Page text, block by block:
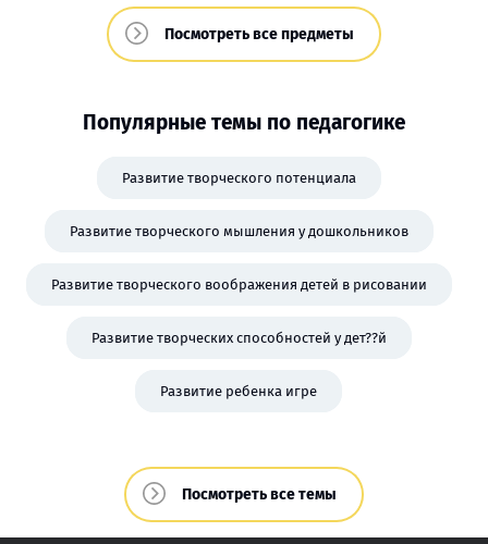
Посмотреть все предметы
Популярные темы по педагогике
Развитие творческого потенциала
Развитие творческого мышления у дошкольников
Развитие творческого воображения детей в рисовании
Развитие творческих способностей у дет??й
Развитие ребенка игре
Посмотреть все темы